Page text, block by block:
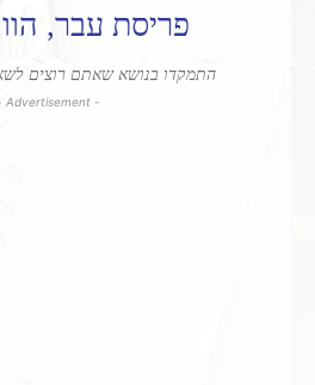
פריסת עבר,
התמקדו בנושא שאתם רוצים לשאול
- Advertisement -